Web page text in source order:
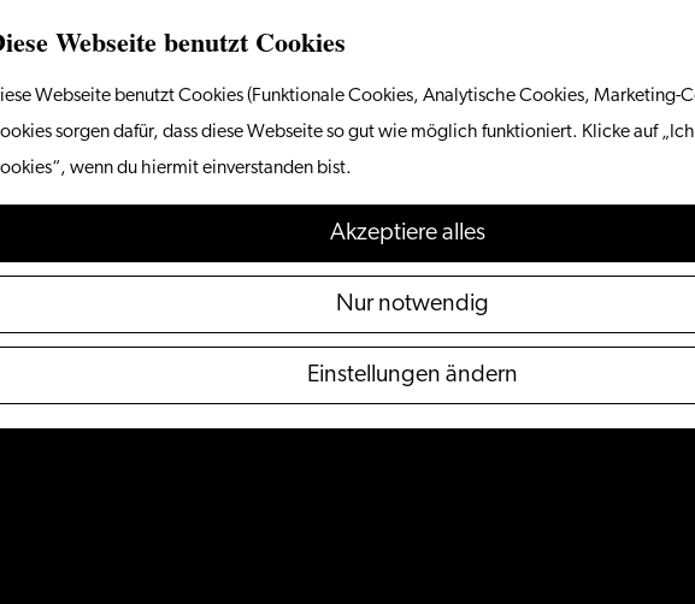
Webseite benutzt Cookies
Webseite benutzt Cookies (Funktionale Cookies, Analytische Cookies, Marketing-
sorgen dafür, dass diese Webseite so gut wie möglich funktioniert. Klicke auf
wenn du hiermit einverstanden bist.
Akzeptiere alles
Nur notwendig
Einstellungen ändern